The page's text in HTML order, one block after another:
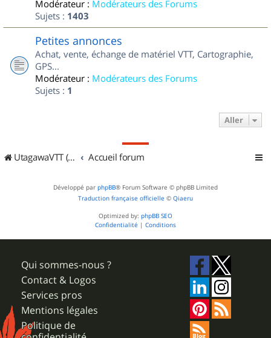
Modérateur : Modérateurs des Forums
Sujets : 1403
Petites annonces
Achat, vente, échange de matériel VTT, Cartographie,
GPS...
Modérateur : Modérateurs des Forums
Sujets : 1
Aller
UtagawaVTT (Randos VTT et VTTAE avec traces GPS) Accueil forum
Développé par phpBB® Forum Software © phpBB Limited
Traduction française officielle © Qiaeru
Optimized by: phpBB SEO
Confidentialité | Conditions
Qui sommes-nous ?
Contact & Logos
Services pros
Mentions légales
Politique de